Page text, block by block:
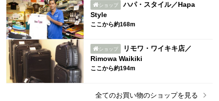
ショップ
ハパ・スタイル／Hapa
Style
ここから約168m
ショップ
リモワ・ワイキキ店／
Rimowa Waikiki
ここから約194m
全てのお買い物のショップを見る